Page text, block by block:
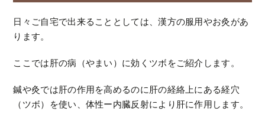
日々ご自宅で出来ることとしては、漢方の服用やお灸があ
ります。
ここでは肝の病（やまい）に効くツボをご紹介します。
鍼や灸では肝の作用を高めるのに肝の経絡上にある経穴
（ツボ）を使い、体性ー内臓反射により肝に作用します。